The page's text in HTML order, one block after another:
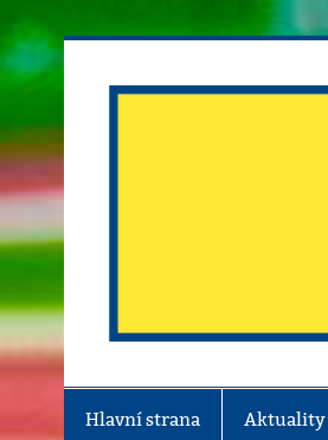
Skip
to
content
Hlavní strana Aktuality